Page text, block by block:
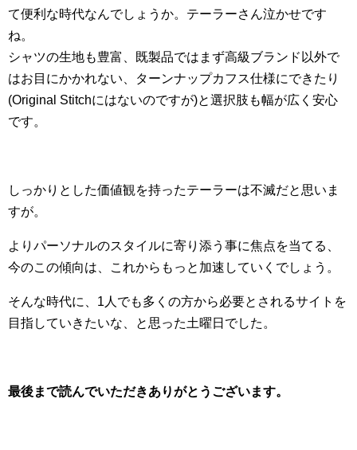
て便利な時代なんでしょうか。テーラーさん泣かせです
ね。
シャツの生地も豊富、既製品ではまず高級ブランド以外で
はお目にかかれない、ターンナップカフス仕様にできたり
(Original Stitchにはないのですが)と選択肢も幅が広く安心
です。
しっかりとした価値観を持ったテーラーは不滅だと思いま
すが。
よりパーソナルのスタイルに寄り添う事に焦点を当てる、
今のこの傾向は、これからもっと加速していくでしょう。
そんな時代に、1人でも多くの方から必要とされるサイトを
目指していきたいな、と思った土曜日でした。
最後まで読んでいただきありがとうございます。